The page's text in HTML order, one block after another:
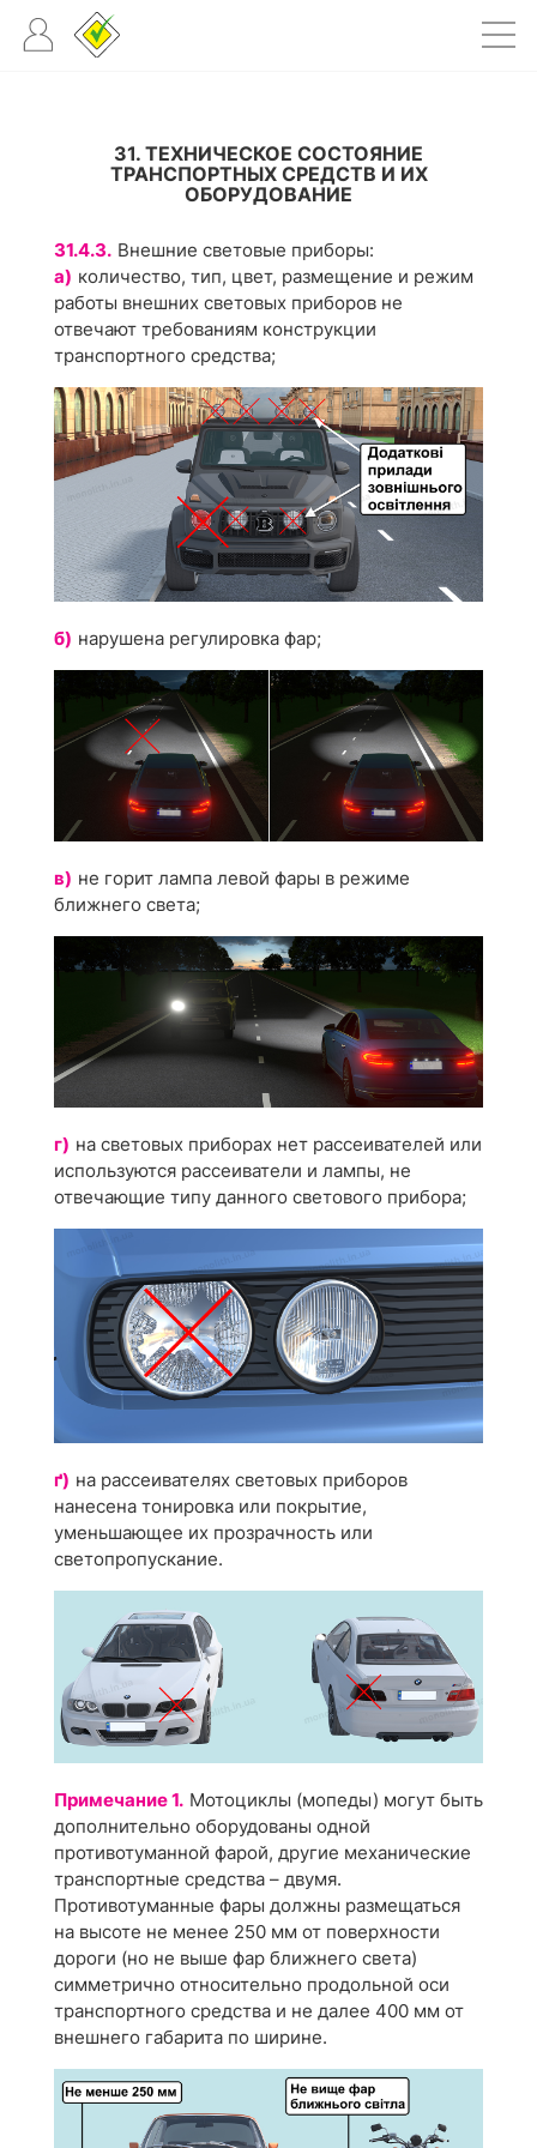
31. ТЕХНИЧЕСКОЕ СОСТОЯНИЕ
ТРАНСПОРТНЫХ СРЕДСТВ И ИХ
ОБОРУДОВАНИЕ
31.4.3. Внешние световые приборы:
а) количество, тип, цвет, размещение и режим
работы внешних световых приборов не
отвечают требованиям конструкции
транспортного средства;
б) нарушена регулировка фар;
в) не горит лампа левой фары в режиме
ближнего света;
г) на световых приборах нет рассеивателей или
используются рассеиватели и лампы, не
отвечающие типу данного светового прибора;
ґ) на рассеивателях световых приборов
нанесена тонировка или покрытие,
уменьшающее их прозрачность или
светопропускание.
Примечание 1. Мотоциклы (мопеды) могут быть
дополнительно оборудованы одной
противотуманной фарой, другие механические
транспортные средства – двумя.
Противотуманные фары должны размещаться
на высоте не менее 250 мм от поверхности
дороги (но не выше фар ближнего света)
симметрично относительно продольной оси
транспортного средства и не далее 400 мм от
внешнего габарита по ширине.